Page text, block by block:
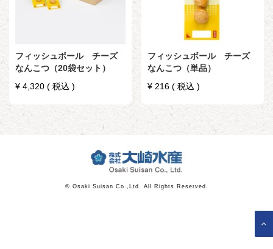
フィッシュボール チーズ
なんこつ（20袋セット）
¥ 4,320 税込
フィッシュボール チーズ
なんこつ（単品）
¥ 216 税込
© Osaki Suisan Co.,Ltd. All Rights Reserved.